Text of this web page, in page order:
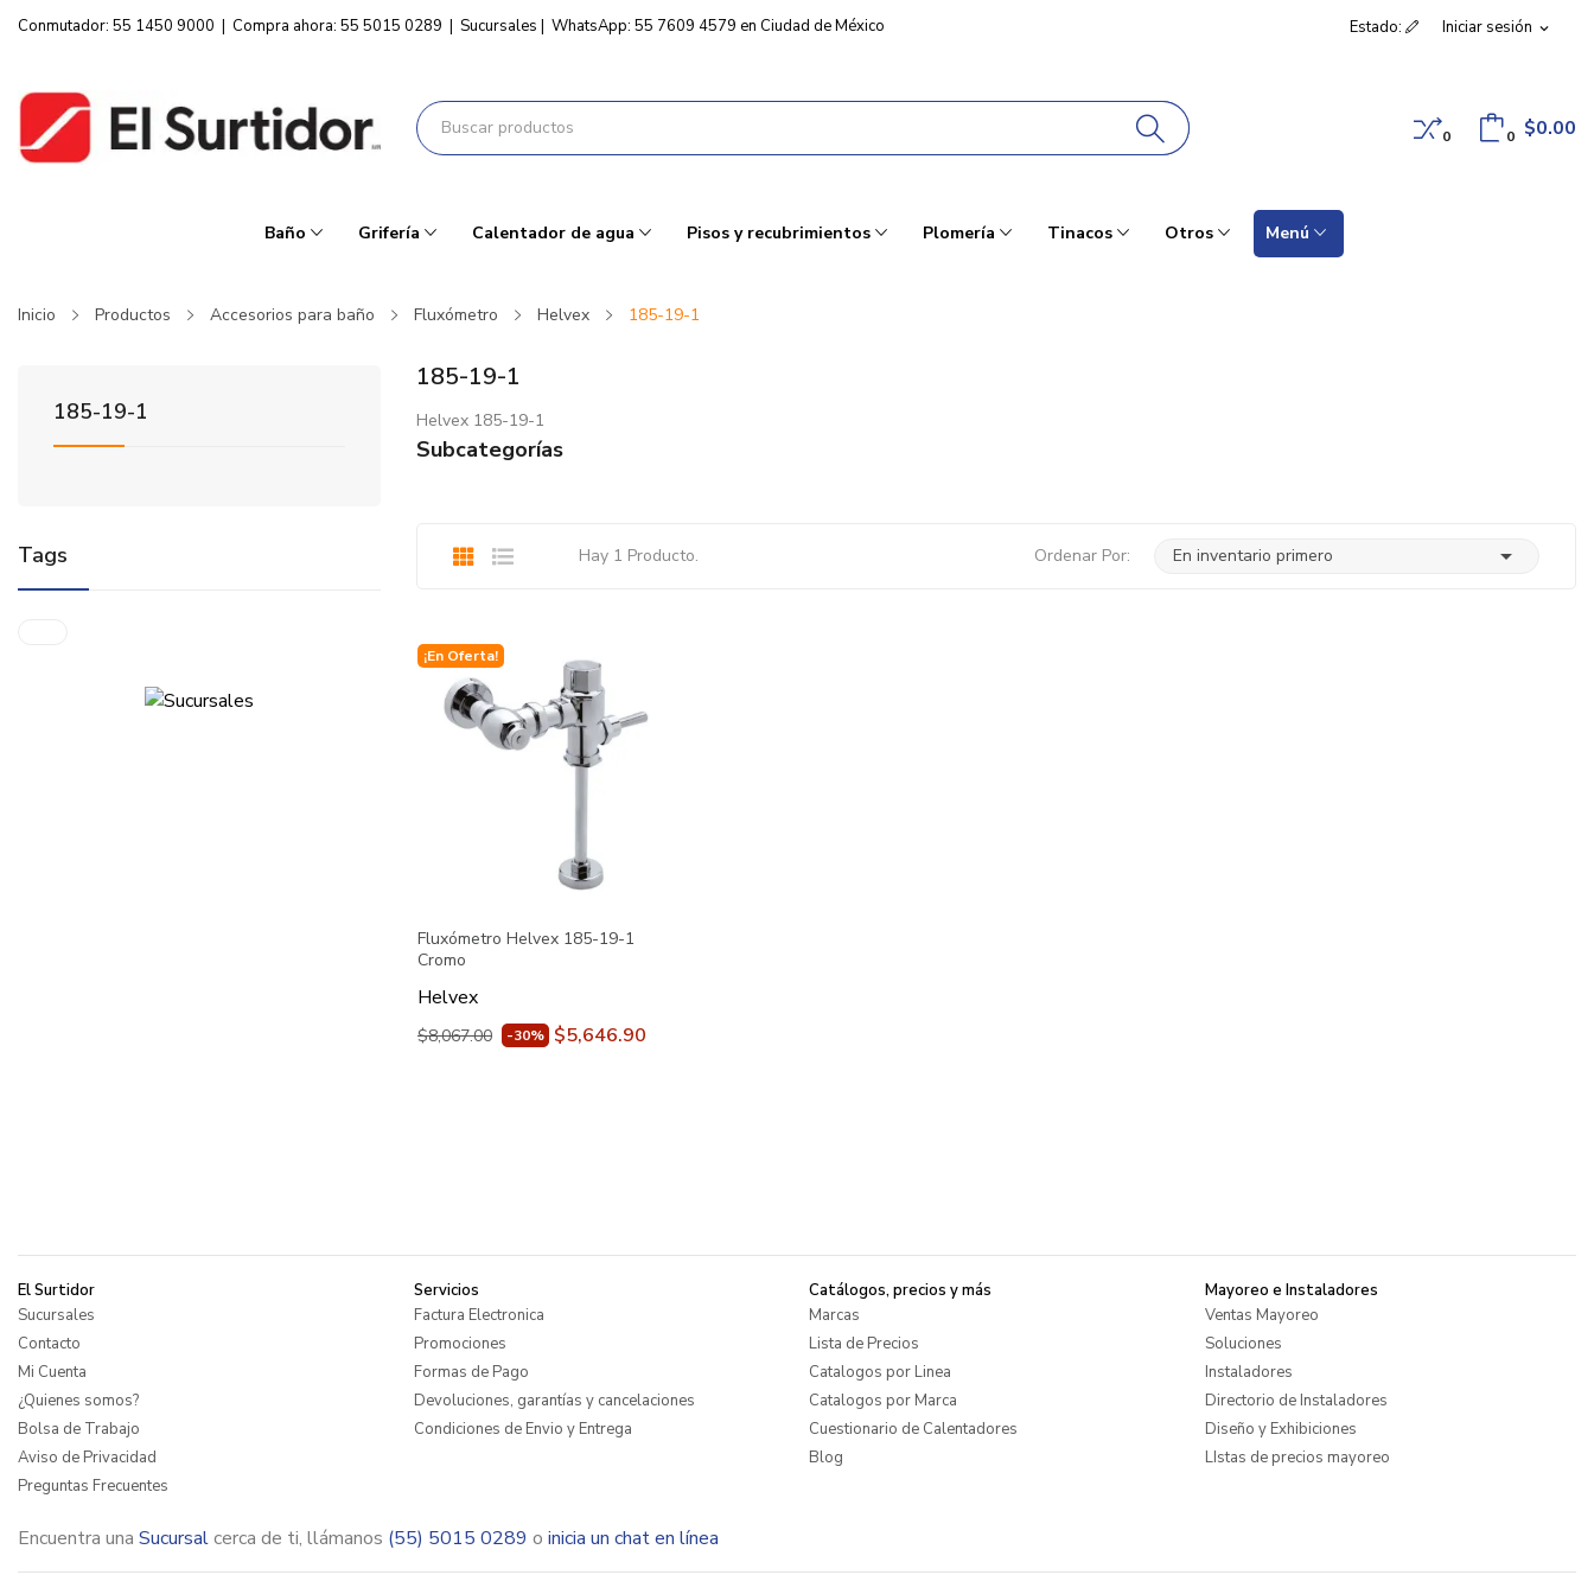
Iniciar sesión expand_more
Conmutador: 55 1450 9000 | Compra ahora: 55 5015 0289 | Sucursales | WhatsApp: 55 7609 4579 en Ciudad de México Estado:
0 $0.00
0
Baño Grifería Calentador de agua Pisos y recubrimientos Plomería Tinacos Otros Menú
Inicio Productos Accesorios para baño Fluxómetro Helvex 185-19-1
185-19-1
Tags
185-19-1
Helvex 185-19-1
Subcategorías
Hay 1 Producto. Ordenar Por: En inventario primero 
¡En Oferta!
Fluxómetro Helvex 185-19-1
Cromo
Helvex
$8,067.00 -30% $5,646.90
El Surtidor
Sucursales
Contacto
Mi Cuenta
¿Quienes somos?
Bolsa de Trabajo
Aviso de Privacidad
Preguntas Frecuentes
Servicios
Factura Electronica
Promociones
Formas de Pago
Devoluciones, garantías y cancelaciones
Condiciones de Envio y Entrega
Catálogos, precios y más
Marcas
Lista de Precios
Catalogos por Linea
Catalogos por Marca
Cuestionario de Calentadores
Blog
Mayoreo e Instaladores
Ventas Mayoreo
Soluciones
Instaladores
Directorio de Instaladores
Diseño y Exhibiciones
LIstas de precios mayoreo
Encuentra una Sucursalcerca de ti, llámanos (55) 5015 0289 o inicia un chat en línea